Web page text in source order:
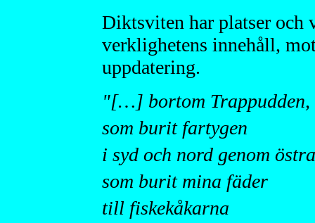
Diktsviten har platser och
verklighetens innehåll,
uppdatering.
"[…] bortom Trappudden,
som burit fartygen
i syd och nord genom
som burit mina fäder
till fiskekåkarna